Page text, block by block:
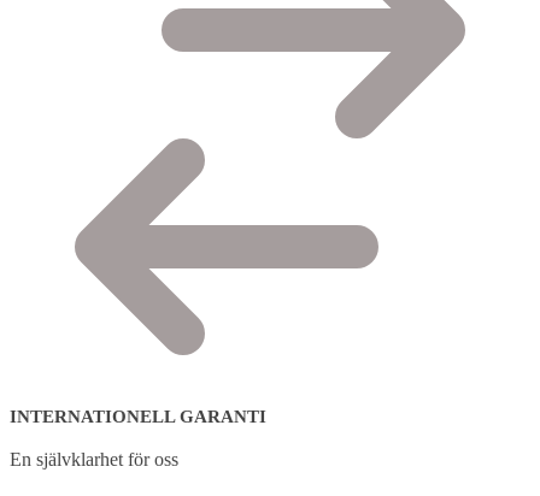
INTERNATIONELL GARANTI
En självklarhet för oss